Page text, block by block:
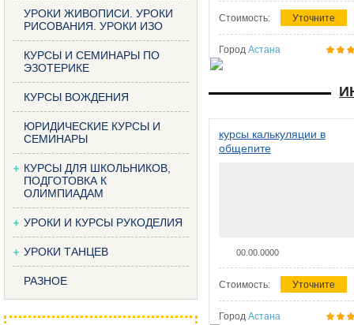
УРОКИ ЖИВОПИСИ. УРОКИ
РИСОВАНИЯ. УРОКИ ИЗО
КУРСЫ И СЕМИНАРЫ ПО
ЭЗОТЕРИКЕ
КУРСЫ ВОЖДЕНИЯ
ЮРИДИЧЕСКИЕ КУРСЫ И
СЕМИНАРЫ
КУРСЫ ДЛЯ ШКОЛЬНИКОВ,
ПОДГОТОВКА К
ОЛИМПИАДАМ
УРОКИ И КУРСЫ РУКОДЕЛИЯ
УРОКИ ТАНЦЕВ
РАЗНОЕ
Стоимость: Уточните
Город Астана
курсы калькуляции в
общепите
00.00.0000
Стоимость: Уточните
Город Астана